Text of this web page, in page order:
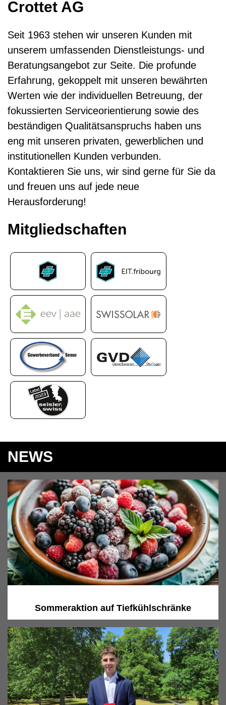
Kontaktformular
Crottet AG
Seit 1963 stehen wir unseren Kunden mit
unserem umfassenden Dienstleistungs- und
Beratungsangebot zur Seite. Die profunde
Erfahrung, gekoppelt mit unseren bewährten
Werten wie der individuellen Betreuung, der
fokussierten Serviceorientierung sowie des
beständigen Qualitätsanspruchs haben uns
eng mit unseren privaten, gewerblichen und
institutionellen Kunden verbunden.
Kontaktieren Sie uns, wir sind gerne für Sie da
und freuen uns auf jede neue
Herausforderung!
Mitgliedschaften
NEWS
Sommeraktion auf Tiefkühlschränke